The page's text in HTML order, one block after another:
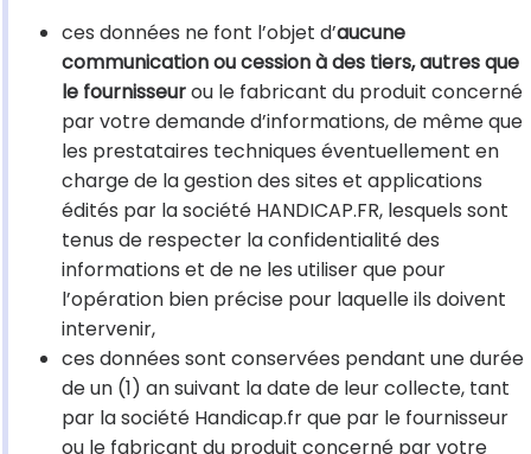
ces données ne font l’objet d’aucune
communication ou cession à des tiers, autres que
le fournisseurou le fabricant du produit concerné
par votre demande d’informations, de même que
les prestataires techniques éventuellement en
charge de la gestion des sites et applications
édités par la société HANDICAP.FR, lesquels sont
tenus de respecter la confidentialité des
informations et de ne les utiliser que pour
l’opération bien précise pour laquelle ils doivent
intervenir,
ces données sont conservées pendant une durée
de un (1) an suivant la date de leur collecte, tant
par la société Handicap.fr que par le fournisseur
ou le fabricant du produit concerné par votre